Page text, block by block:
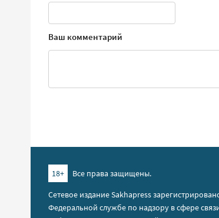
Ваш комментарий
18+
Все права защищены.
Сетевое издание Sakhapress
Федеральной службе по надзору в сфере